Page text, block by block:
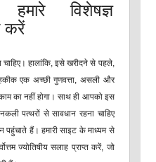
हमारे विशेषज्ञ
करें
हालांकि, इसे खरीदने से पहले,
एक अच्छी गुणवत्ता, असली और
का नहीं होगा। साथ ही आपको इस
पत्थरों से सावधान रहना चाहिए
हैं। हमारी साइट के माध्यम से
ज्योतिषीय सलाह प्राप्त करें, जो